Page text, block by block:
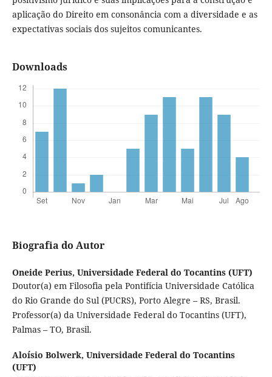
aplicação do Direito em consonância com a diversidade e as
expectativas sociais dos sujeitos comunicantes.
Downloads
Biografia do Autor
Oneide Perius, Universidade Federal do Tocantins (UFT)
Doutor(a) em Filosofia pela Pontifícia Universidade Católica
do Rio Grande do Sul (PUCRS), Porto Alegre – RS, Brasil.
Professor(a) da Universidade Federal do Tocantins (UFT),
Palmas – TO, Brasil.
Aloísio Bolwerk, Universidade Federal do Tocantins
(UFT)